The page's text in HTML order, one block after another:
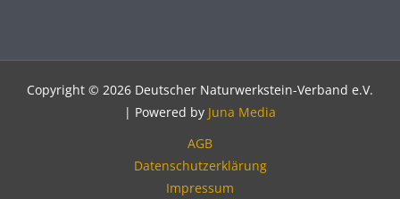
Copyright © 2026 Deutscher Naturwerkstein-Verband e.V.
| Powered by Juna Media
AGB
Datenschutzerklärung
Impressum